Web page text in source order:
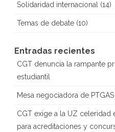
Solidaridad internacional (14)
Temas de debate (10)
Entradas recientes
CGT denuncia la rampante
estudiantil
Mesa negociadora de
CGT exige a la UZ celeridad
para acreditaciones y